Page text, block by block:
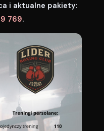
i aktualne pakiety:
769.